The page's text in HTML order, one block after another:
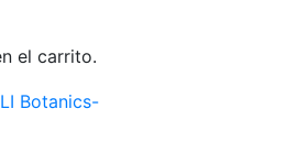
el carrito.